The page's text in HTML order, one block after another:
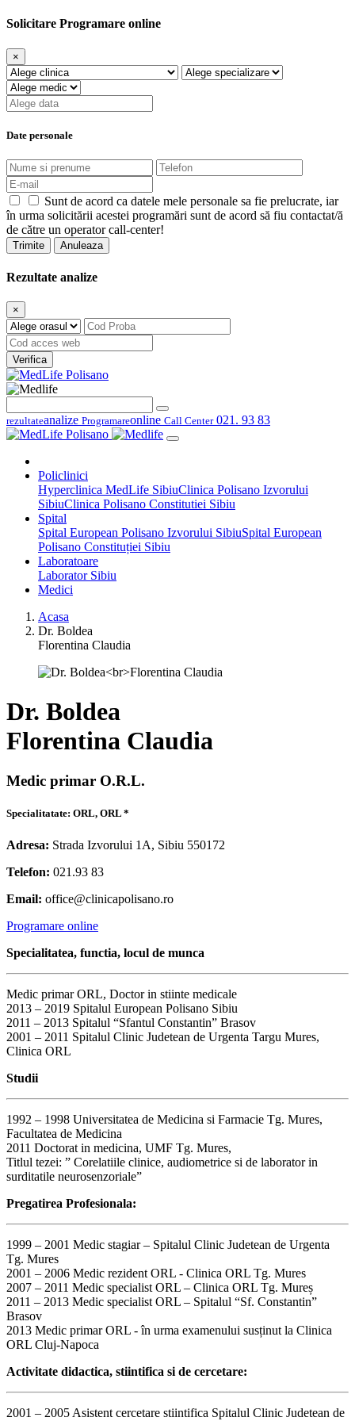
Solicitare Programare online
×
Date personale
Sunt de acord ca datele mele personale sa fie prelucrate, iar
în urma solicitării acestei programări sunt de acord să fiu contactat/ă
de către un operator call-center!
Trimite Anuleaza
Rezultate analize
×
Verifica
rezultateanalize Programareonline Call Center021. 93 83
Policlinici
Hyperclinica MedLife SibiuClinica Polisano Izvorului
SibiuClinica Polisano Constitutiei Sibiu
Spital
Spital European Polisano Izvorului SibiuSpital European
Polisano Constituției Sibiu
Laboratoare
Laborator Sibiu
Medici
Acasa
Dr. Boldea
Florentina Claudia
Dr. Boldea
Florentina Claudia
Medic primar O.R.L.
Specialitatate: ORL, ORL *
Adresa: Strada Izvorului 1A, Sibiu 550172
Telefon: 021.93 83
Email: office@clinicapolisano.ro
Programare online
Specialitatea, functia, locul de munca
Medic primar ORL, Doctor in stiinte medicale
2013 – 2019 Spitalul European Polisano Sibiu
2011 – 2013 Spitalul “Sfantul Constantin” Brasov
2001 – 2011 Spitalul Clinic Judetean de Urgenta Targu Mures,
Clinica ORL
Studii
1992 – 1998 Universitatea de Medicina si Farmacie Tg. Mures,
Facultatea de Medicina
2011 Doctorat in medicina, UMF Tg. Mures,
Titlul tezei: ” Corelatiile clinice, audiometrice si de laborator in
surditatile neurosenzoriale”
Pregatirea Profesionala:
1999 – 2001 Medic stagiar – Spitalul Clinic Judetean de Urgenta
Tg. Mures
2001 – 2006 Medic rezident ORL - Clinica ORL Tg. Mures
2007 – 2011 Medic specialist ORL – Clinica ORL Tg. Mureș
2011 – 2013 Medic specialist ORL – Spitalul “Sf. Constantin”
Brasov
2013 Medic primar ORL - în urma examenului susținut la Clinica
ORL Cluj-Napoca
Activitate didactica, stiintifica si de cercetare:
2001 – 2005 Asistent cercetare stiintifica Spitalul Clinic Judetean de